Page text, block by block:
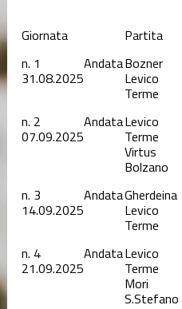
Giornata Partita
n. 1
31.08.2025
AndataBozner
Levico
Terme
n. 2
07.09.2025
AndataLevico
Terme
Virtus
Bolzano
n. 3
14.09.2025
AndataGherdeina
Levico
Terme
n. 4
21.09.2025
AndataLevico
Terme
Mori
S.Stefano